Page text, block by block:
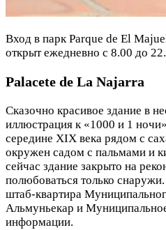
Вход в парк Parque de El
открыт ежедневно с 8.00 до
Palacete de La Najarra
Сказочно красивое здание в
иллюстрация к «1000 и 1
середине XIX века рядом с
окружен садом с пальмами и
сейчас здание закрыто на
полюбоваться только
штаб-квартира
Альмуньекар и
информации.